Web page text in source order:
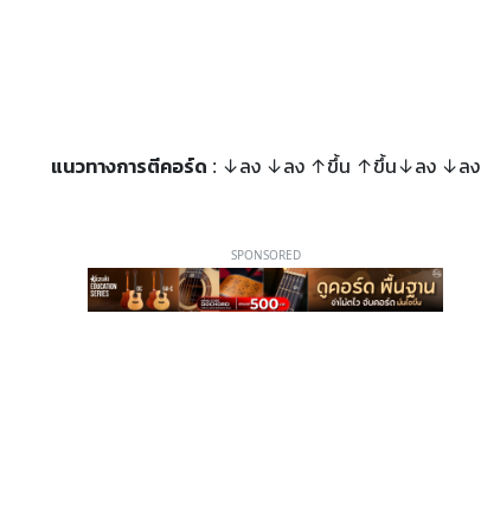
แนวทางการตีคอร์ด : ↓ลง ↓ลง ↑ขึ้น ↑ขึ้น↓ลง ↓ลง
SPONSORED